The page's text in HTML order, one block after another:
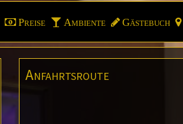
Preise Ambiente Gästebuch
Anfahrtsroute